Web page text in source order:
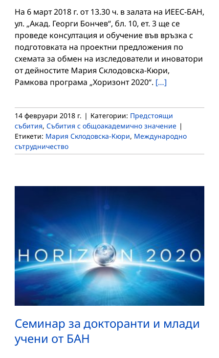
На 6 март 2018 г. от 13.30 ч. в залата на ИЕЕС-БАН,
ул. „Акад. Георги Бончев“, бл. 10, ет. 3 ще се
проведе консултация и обучение във връзка с
подготовката на проектни предложения по
схемата за обмен на изследователи и иноватори
от дейностите Мария Склодовска-Кюри,
Рамкова програма „Хоризонт 2020“. […]
14 февруари 2018 г. | Категории: Предстоящи
събития, Събития с общоакадемично значение |
Етикети: Мария Склодовска-Кюри, Международно
сътрудничество
Семинар за докторанти и млади
учени от БАН